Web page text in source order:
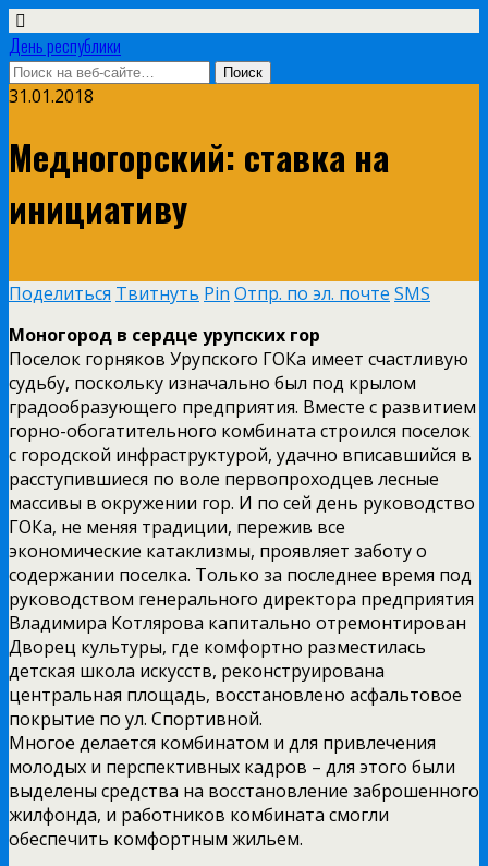
День республики
31.01.2018
Медногорский: ставка на
инициативу
Поделиться Твитнуть Pin Отпр. по эл. почте SMS
Моногород в сердце урупских гор
Поселок горняков Урупского ГОКа имеет счастливую
судьбу, поскольку изначально был под крылом
градообразующего предприятия. Вместе с развитием
горно-обогатительного комбината строился поселок
с городской инфраструктурой, удачно вписавшийся в
расступившиеся по воле первопроходцев лесные
массивы в окружении гор. И по сей день руководство
ГОКа, не меняя традиции, пережив все
экономические катаклизмы, проявляет заботу о
содержании поселка. Только за последнее время под
руководством генерального директора предприятия
Владимира Котлярова капитально отремонтирован
Дворец культуры, где комфортно разместилась
детская школа искусств, реконструирована
центральная площадь, восстановлено асфальтовое
покрытие по ул. Спортивной.
Многое делается комбинатом и для привлечения
молодых и перспективных кадров – для этого были
выделены средства на восстановление заброшенного
жилфонда, и работников комбината смогли
обеспечить комфортным жильем.